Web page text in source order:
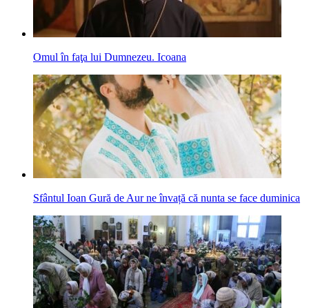
Omul în faţa lui Dumnezeu. Icoana
Sfântul Ioan Gură de Aur ne învață că nunta se face duminica